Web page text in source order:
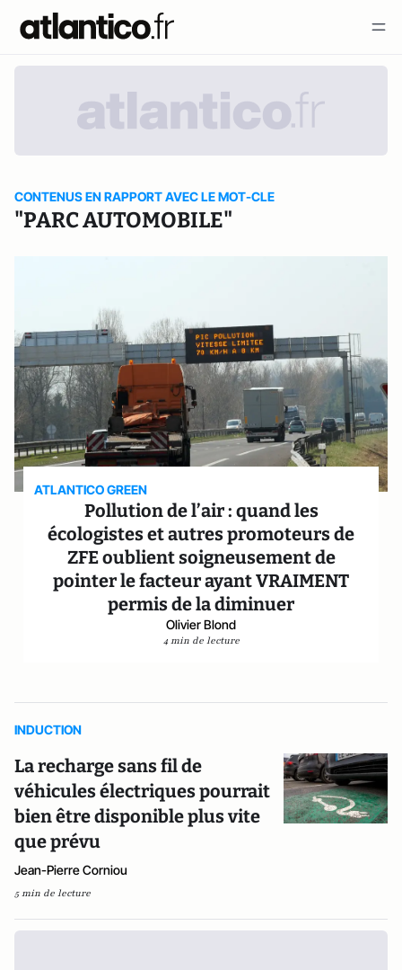
CONTENUS EN RAPPORT AVEC LE MOT-CLE
"PARC AUTOMOBILE"
ATLANTICO GREEN
Pollution de l’air : quand les
écologistes et autres promoteurs de
ZFE oublient soigneusement de
pointer le facteur ayant VRAIMENT
permis de la diminuer
Olivier Blond
4 min de lecture
INDUCTION
La recharge sans fil de
véhicules électriques pourrait
bien être disponible plus vite
que prévu
Jean-Pierre Corniou
5 min de lecture